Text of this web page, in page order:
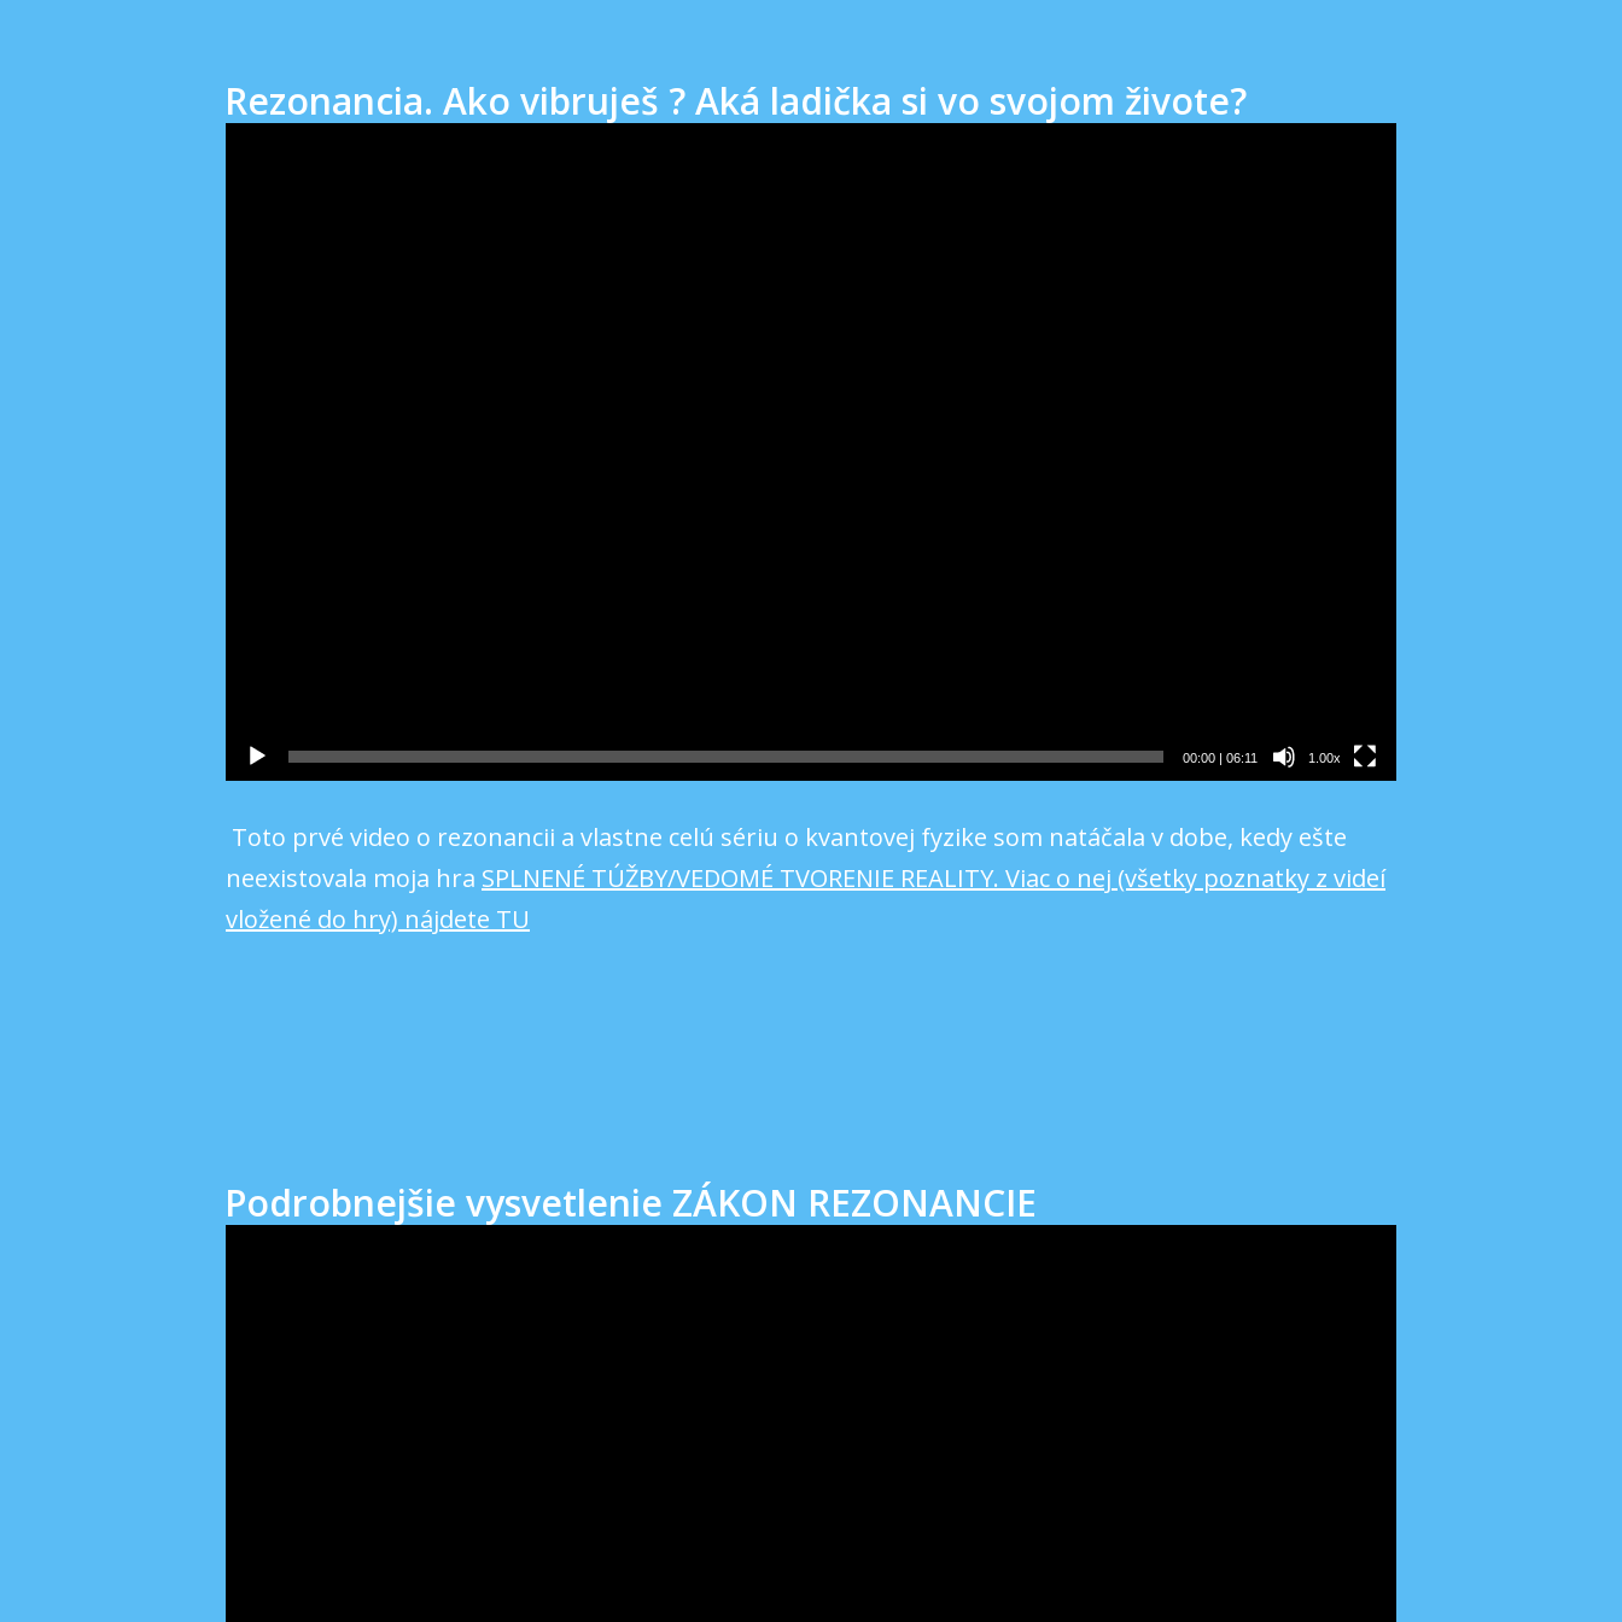
Rezonancia. Ako vibruješ ? Aká ladička si vo svojom živote?
00:00 06:11 1.00x
Toto prvé video o rezonancii a vlastne celú sériu o kvantovej fyzike som natáčala v dobe, kedy ešte
neexistovala moja hra SPLNENÉ TÚŽBY/VEDOMÉ TVORENIE REALITY. Viac o nej (všetky poznatky z videí
vložené do hry) nájdete TU
Podrobnejšie vysvetlenie ZÁKON REZONANCIE